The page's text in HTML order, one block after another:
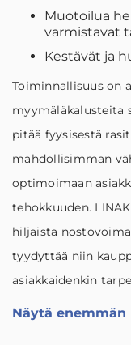
Muotoilua
varmistavat
Kestävät ja
Toiminnallisuus on
myymäläkalusteita
pitää fyysisestä
mahdollisimman
optimoimaan
tehokkuuden.
hiljaista
tyydyttää niin
asiakkaidenkin
Näytä enemmän